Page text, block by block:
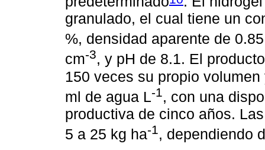
granulado, el cual tiene un
%, densidad aparente de
cm-3, y pH de 8.1. El
150 veces su propio
ml de agua L-1, con una
productiva de cinco años.
5 a 25 kg ha-1, dependiendo